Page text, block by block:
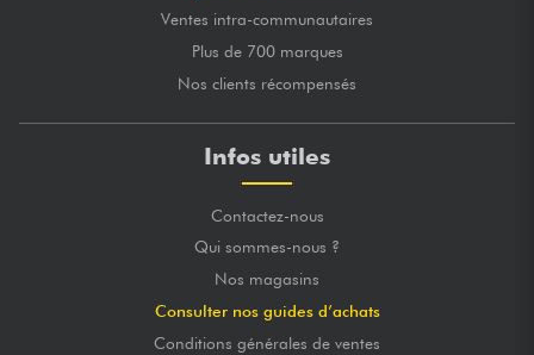
Ventes intra-communautaires
Plus de 700 marques
Nos clients récompensés
Infos utiles
Contactez-nous
Qui sommes-nous ?
Nos magasins
Consulter nos guides d’achats
Conditions générales de ventes